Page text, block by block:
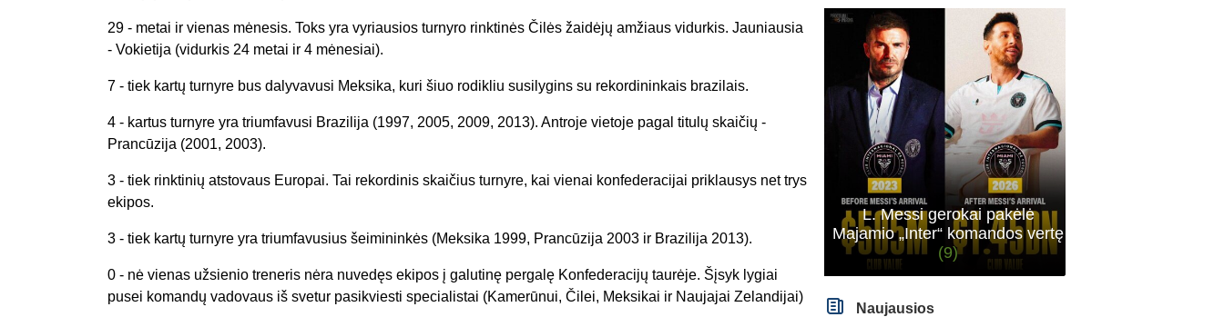
29 - metai ir vienas mėnesis. Toks yra vyriausios turnyro rinktinės Čilės žaidėjų amžiaus vidurkis. Jauniausia
- Vokietija (vidurkis 24 metai ir 4 mėnesiai).
7 - tiek kartų turnyre bus dalyvavusi Meksika, kuri šiuo rodikliu susilygins su rekordininkais brazilais.
4 - kartus turnyre yra triumfavusi Brazilija (1997, 2005, 2009, 2013). Antroje vietoje pagal titulų skaičių -
Prancūzija (2001, 2003).
3 - tiek rinktinių atstovaus Europai. Tai rekordinis skaičius turnyre, kai vienai konfederacijai priklausys net trys
ekipos.
3 - tiek kartų turnyre yra triumfavusius šeimininkės (Meksika 1999, Prancūzija 2003 ir Brazilija 2013).
0 - nė vienas užsienio treneris nėra nuvedęs ekipos į galutinę pergalę Konfederacijų taurėje. Šįsyk lygiai
pusei komandų vadovaus iš svetur pasikviesti specialistai (Kamerūnui, Čilei, Meksikai ir Naujajai Zelandijai)
L. Messi gerokai pakėlė
Majamio „Inter“ komandos vertę
(9)
Naujausios